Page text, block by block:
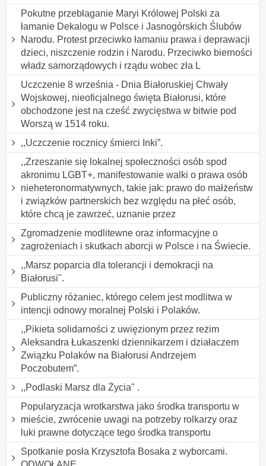
Pokutne przebłaganie Maryi Królowej Polski za
łamanie Dekalogu w Polsce i Jasnogórskich Ślubów
Narodu. Protest przeciwko łamaniu prawa i deprawacji
dzieci, niszczenie rodzin i Narodu. Przeciwko bierności
władz samorządowych i rządu wobec zła L
Uczczenie 8 września - Dnia Białoruskiej Chwały
Wojskowej, nieoficjalnego święta Białorusi, które
obchodzone jest na cześć zwycięstwa w bitwie pod
Worszą w 1514 roku.
,,Uczczenie rocznicy śmierci Inki”.
,,Zrzeszanie się lokalnej społeczności osób spod
akronimu LGBT+, manifestowanie walki o prawa osób
nieheteronormatywnych, takie jak: prawo do małżeństw
i związków partnerskich bez względu na płeć osób,
które chcą je zawrzeć, uznanie przez
Zgromadzenie modlitewne oraz informacyjne o
zagrożeniach i skutkach aborcji w Polsce i na Świecie.
,,Marsz poparcia dla tolerancji i demokracji na
Białorusi".
Publiczny różaniec, którego celem jest modlitwa w
intencji odnowy moralnej Polski i Polaków.
,,Pikieta solidarności z uwięzionym przez reżim
Aleksandra Łukaszenki dziennikarzem i działaczem
Związku Polaków na Białorusi Andrzejem
Poczobutem”.
,,Podlaski Marsz dla Życia" .
Popularyzacja wrotkarstwa jako środka transportu w
mieście, zwrócenie uwagi na potrzeby rolkarzy oraz
luki prawne dotyczące tego środka transportu
Spotkanie posła Krzysztofa Bosaka z wyborcami.